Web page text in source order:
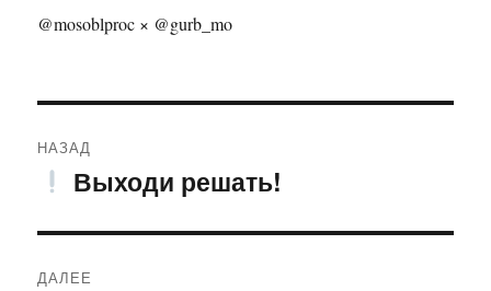
@mosoblproc × @gurb_mo
по
НАЗАД
Предыдущая
Выходи решать!
ДАЛЕЕ